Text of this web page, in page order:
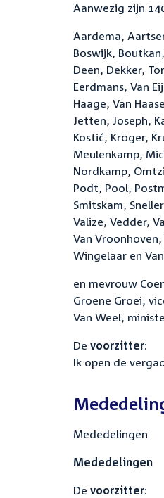
Aanwezig zijn
Aardema,
Boswijk,
Deen, Dekker,
Eerdmans, Van
Haage, Van
Jetten, Joseph,
Kostić, Kröger,
Meulenkamp,
Nordkamp,
Podt, Pool,
Smitskam,
Valize, Vedder,
Van
Wingelaar en
en mevrouw
Groene Groei,
Van Weel,
De voorzitter:
Ik open de
Mededelingen
Mededelingen
De voorzitter: